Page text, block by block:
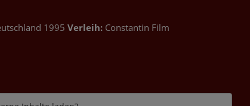
1995 Verleih: Constantin Film